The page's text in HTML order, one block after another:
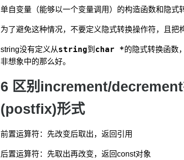
单自变量（能够以一个变量调用）的构造函数和隐式
为了避免这种情况，不要定义隐式转换操作符，且把
string没有定义从string到 char *的隐式转换函数
非想象中的那么好。
6 区别increment/
(postfix)形式
前置运算符：先改变后取出，返回引用
后置运算符：先取出再改变，返回const对象